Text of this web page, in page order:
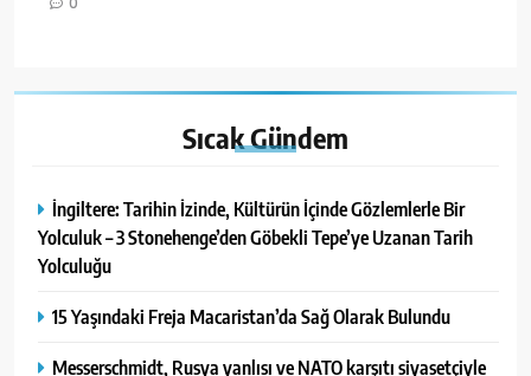
SıcakGündem
İngiltere: Tarihin İzinde, Kültürün İçinde Gözlemlerle Bir
Yolculuk – 3 Stonehenge’den Göbekli Tepe’ye Uzanan Tarih
Yolculuğu
15 Yaşındaki Freja Macaristan’da Sağ Olarak Bulundu
Messerschmidt, Rusya yanlısı ve NATO karşıtı siyasetçiyle